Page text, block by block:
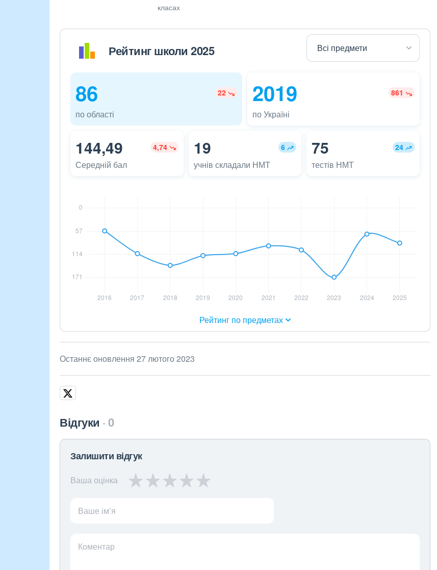
класах
Рейтинг школи 2025
86 22
по області
2019 861
по Україні
144,49 4,74
Середній бал
19 6
учнів складали НМТ
75 24
тестів НМТ
Рейтинг по предметах
Останнє оновлення 27 лютого 2023
Відгуки 0
Залишити відгук
Ваша оцінка
Ваше ім’я
Коментар